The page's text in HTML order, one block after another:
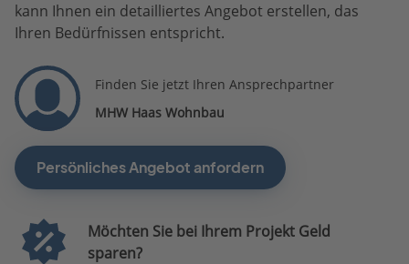
kann Ihnen ein detailliertes Angebot erstellen, das
Ihren Bedürfnissen entspricht.
Finden Sie jetzt Ihren Ansprechpartner
MHW Haas Wohnbau
Persönliches Angebot anfordern
Möchten Sie bei Ihrem Projekt Geld
sparen?